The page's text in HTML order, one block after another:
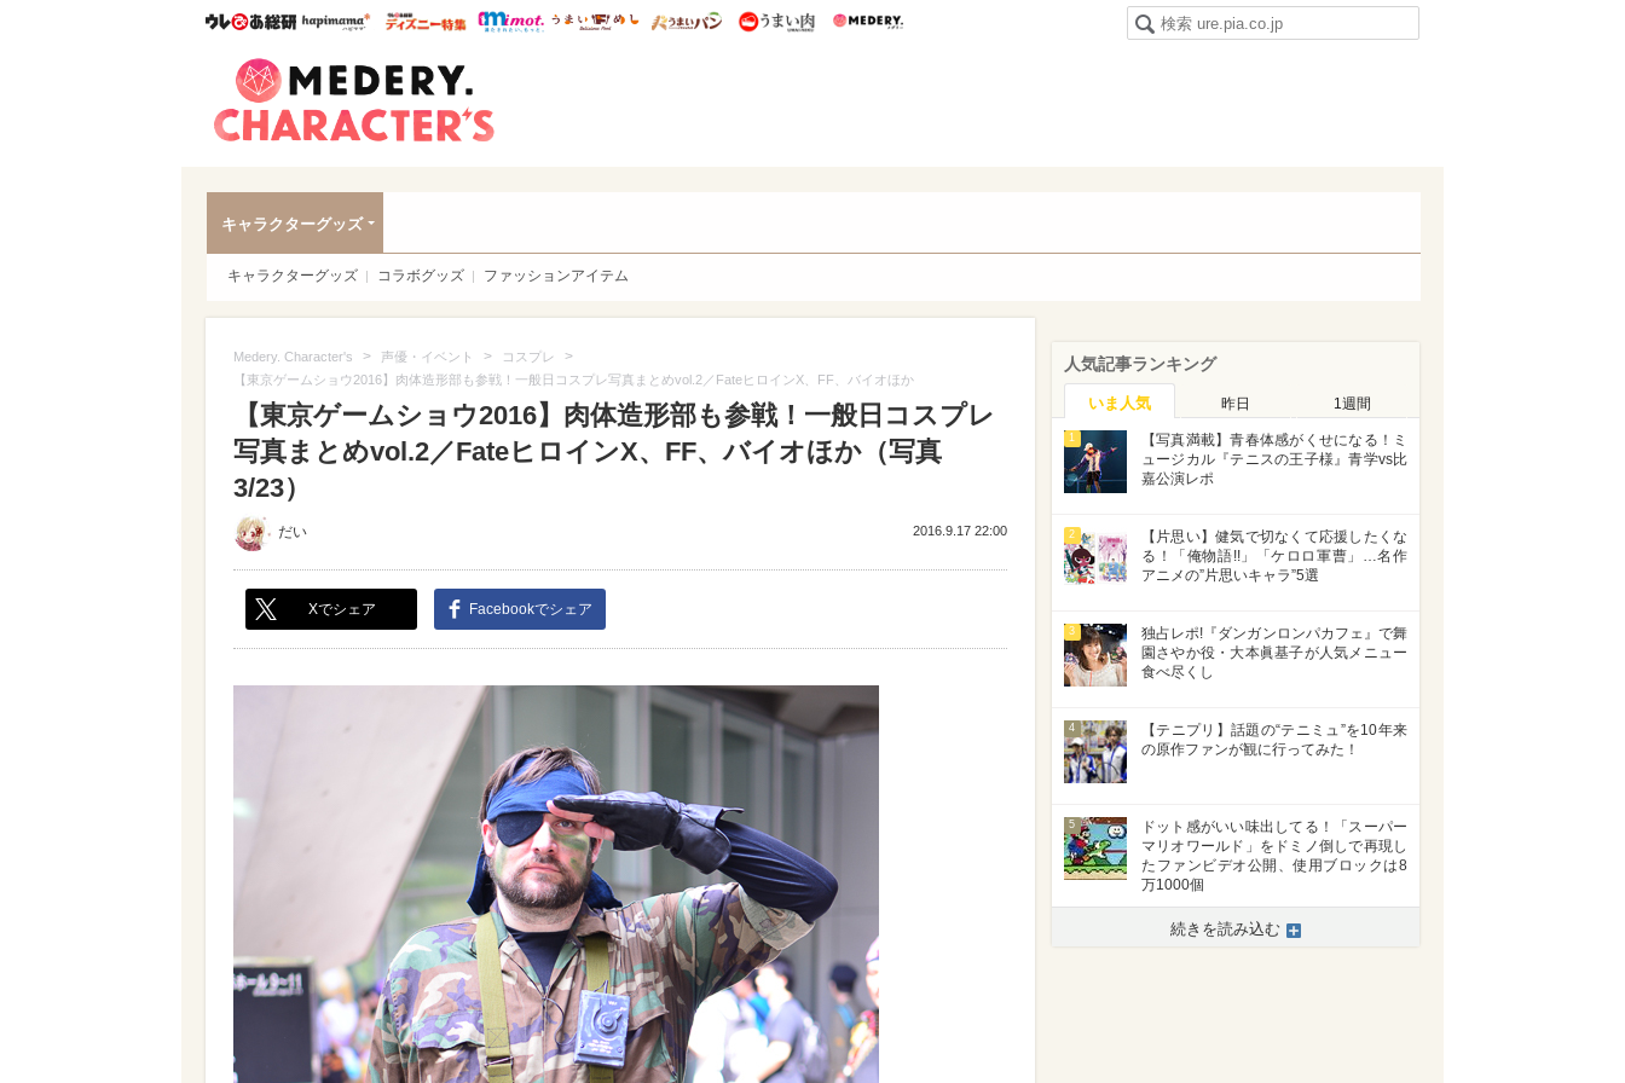
ウレぴあ総研ハピママ* ウレぴあ総研 ディズニー特集
mimot. うまいめし うまいパン うまい肉
キャラクターグッズ
キャラクターグッズ コラボグッズ ファッションアイテム
Medery. Character's > 声優・イベント > コスプレ >
【東京ゲームショウ2016】肉体造形部も参戦！一般日コスプレ写真まとめvol.2／FateヒロインX、FF、バイオほか
【東京ゲームショウ2016】肉体造形部も参戦！一般日コスプレ
写真まとめvol.2／FateヒロインX、FF、バイオほか（写真
3/23）
だい 2016.9.17 22:00
Xでシェア Facebookでシェア
人気記事ランキング
いま人気 昨日 1週間
1
【写真満載】青春体感がくせになる！ミ
ュージカル『テニスの王子様』青学vs比
嘉公演レポ
2
【片思い】健気で切なくて応援したくな
る！「俺物語!!」「ケロロ軍曹」…名作
アニメの”片思いキャラ”5選
3
独占レポ!『ダンガンロンパカフェ』で舞
園さやか役・大本眞基子が人気メニュー
食べ尽くし
4
【テニプリ】話題の“テニミュ”を10年来
の原作ファンが観に行ってみた！
5
ドット感がいい味出してる！「スーパー
マリオワールド」をドミノ倒しで再現し
たファンビデオ公開、使用ブロックは8
万1000個
続きを読み込む